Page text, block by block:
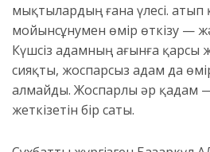
мықтылардың ғана үлесі. Қатып
мойынсұнумен өмір өткізу —
Күшсіз адамның ағынға қарсы
сияқты, жоспарсыз адам да
алмайды. Жоспарлы әр қадам —
жеткізетін бір саты.